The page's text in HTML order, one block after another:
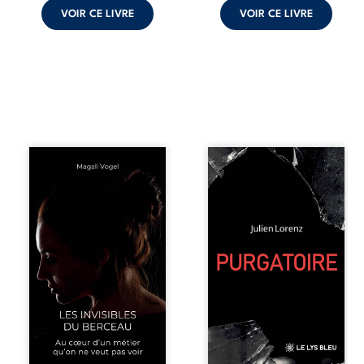
VOIR CE LIVRE VOIR CE LIVRE
Qui prend soin de
celles et ceux
confions nos
enfants ? Derrière
la douceur
apparente des
maisons d’accueil
se joue une réalité
que nul ne
soupçonne :
rémunérations
dérisoires,
solitude,
épuisement,
Vingt années
d’écriture, de
blessures,
d’émotions et de
pensées se
rencontrent dans
profondément
intime. Entre
poèmes bruts,
pamphlets et
réflexions
philosophiques,